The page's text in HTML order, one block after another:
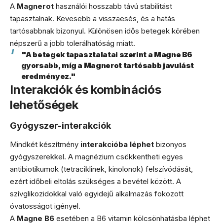
A Magnerot használói hosszabb távú stabilitást
tapasztalnak. Kevesebb a visszaesés, és a hatás
tartósabbnak bizonyul. Különösen idős betegek körében
népszerű a jobb tolerálhatóság miatt.
"A betegek tapasztalatai szerint a Magne B6
gyorsabb, míg a Magnerot tartósabb javulást
eredményez."
Interakciók és kombinációs
lehetőségek
Gyógyszer-interakciók
Mindkét készítmény interakcióba léphet bizonyos
gyógyszerekkel. A magnézium csökkentheti egyes
antibiotikumok (tetraciklinek, kinolonok) felszívódását,
ezért időbeli eltolás szükséges a bevétel között. A
szívglikozidokkal való egyidejű alkalmazás fokozott
óvatosságot igényel.
A Magne B6 esetében a B6 vitamin kölcsönhatásba léphet